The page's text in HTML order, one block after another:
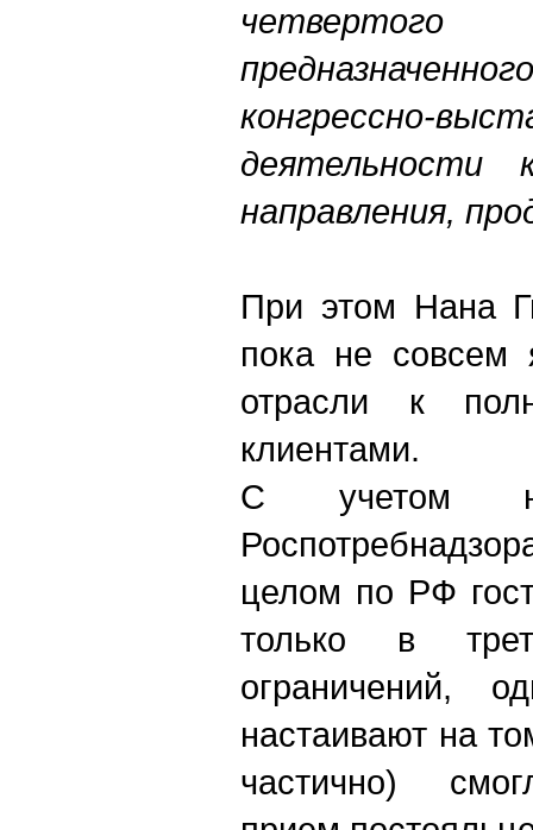
конгрессно-
деятельности
направления,
При этом Нана
пока не совсем
отрасли к
клиентами.
С учетом
целом по РФ
только в
ограничений,
настаивают на
частично)